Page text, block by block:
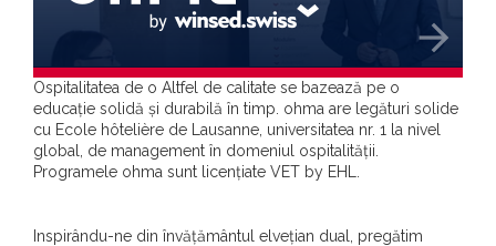
arrow_forward
Ospitalitatea de o Altfel de calitate se bazează pe o
educație solidă și durabilă în timp. ohma are legături solide
cu Ecole hôtelière de Lausanne, universitatea nr. 1 la nivel
global, de management în domeniul ospitalității.
Programele ohma sunt licențiate VET by EHL.
Inspirându-ne din învățământul elvețian dual, pregătim